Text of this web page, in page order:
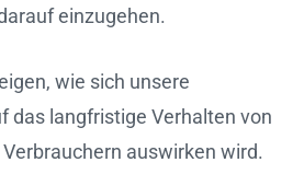
einzugehen.
wie sich unsere
das langfristige Verhalten von
auswirken wird.